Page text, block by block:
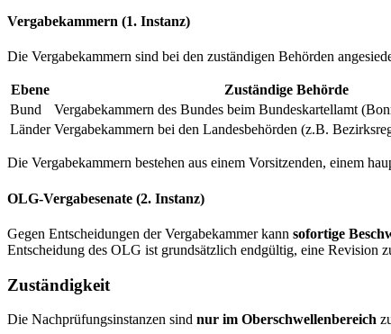
Vergabekammern (1. Instanz)
Die Vergabekammern sind bei den zuständigen Behörden
Ebene
Zuständige Behörde
Bund
Vergabekammern des Bundes beim Bundeskartellamt
Länder Vergabekammern bei den Landesbehörden (z.B.
Die Vergabekammern bestehen aus einem Vorsitzenden, einem
OLG-Vergabesenate (2. Instanz)
Gegen Entscheidungen der Vergabekammer kann sofortige
Entscheidung des OLG ist grundsätzlich endgültig, eine
Zuständigkeit
Die Nachprüfungsinstanzen sind nur im Oberschwellenbereich